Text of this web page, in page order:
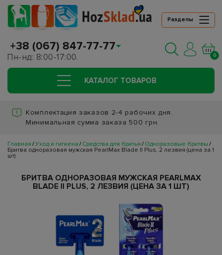
Разделы
+38 (067) 847-77-77
Пн-нд: 8:00-17:00. 0
КАТАЛОГ ТОВАРОВ
Комплектация заказов 2-4 рабочих дня.
Минимальная сумма заказа 500 грн.
Главная Уход и гигиена Средства для бритья
Одноразовые бритвы
Бритва одноразовая мужская PearlMax Blade II Plus, 2 лезвия (цена за 1
шт)
БРИТВА ОДНОРАЗОВАЯ МУЖСКАЯ PEARLMAX
BLADE II PLUS, 2 ЛЕЗВИЯ (ЦЕНА ЗА 1 ШТ)